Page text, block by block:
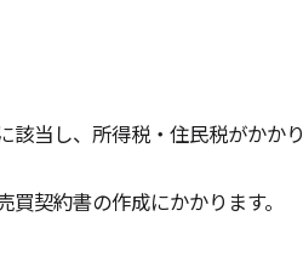
該当し、所得税・住民税がかかり
買契約書の作成にかかります。